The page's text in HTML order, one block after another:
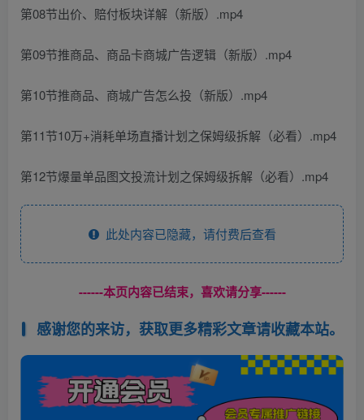
第08节出价、赔付板块详解（新版）.mp4
第09节推商品、商品卡商城广告逻辑（新版）.mp4
第10节推商品、商城广告怎么投（新版）.mp4
第11节10万+消耗单场直播计划之保姆级拆解（必看）.mp4
第12节爆量单品图文投流计划之保姆级拆解（必看）.mp4
此处内容已隐藏，请付费后查看
------本页内容已结束，喜欢请分享------
感谢您的来访，获取更多精彩文章请收藏本站。